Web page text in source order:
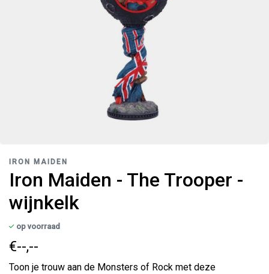
IRON MAIDEN
Iron Maiden - The Trooper -
wijnkelk
op voorraad
€--,--
Toon je trouw aan de Monsters of Rock met deze